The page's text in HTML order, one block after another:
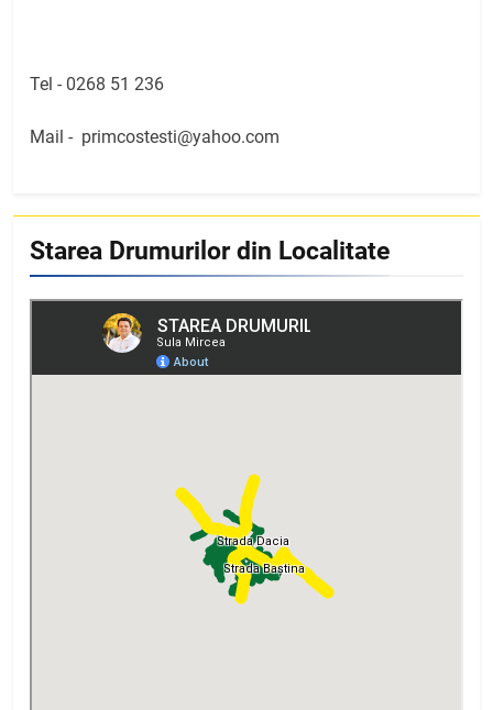
Tel - 0268 51 236
Mail - primcostesti@yahoo.com
Starea Drumurilor din Localitate